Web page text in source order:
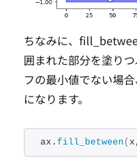
ちなみに、
囲まれた部分を塗り
フの最小値でない場
になります。
ax.fill_between (